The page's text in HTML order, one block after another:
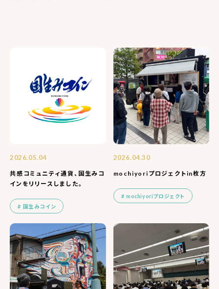
2026.05.04
共感コミュニティ通貨、国生みコ
インをリリースしました。
国生みコイン
2026.04.30
mochiyoriプロジェクトin枚方
mochiyoriプロジェクト